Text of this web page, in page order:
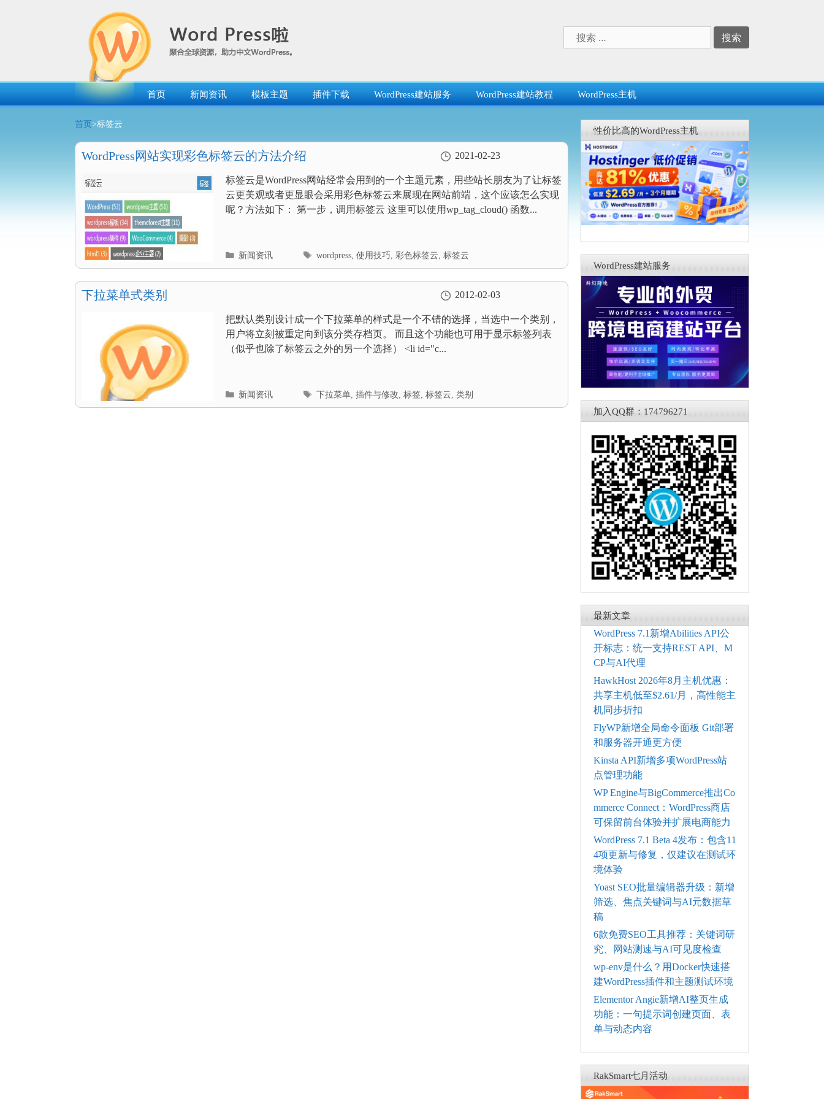
索：
首页 新闻资讯 模板主题 插件下载 WordPress建站服务 WordPress建站教程 WordPress主机
首页 >标签云
WordPress网站实现彩色标签云的方法介绍 2021-02-23
标签云是WordPress网站经常会用到的一个主题元素，用些站长朋友为了让标签
云更美观或者更显眼会采用彩色标签云来展现在网站前端，这个应该怎么实现
呢？方法如下： 第一步，调用标签云 这里可以使用wp_tag_cloud() 函数...
分
类
目
新闻资讯
标
签
wordpress,使用技巧,彩色标签云,标签云
下拉菜单式类别 2012-02-03
把默认类别设计成一个下拉菜单的样式是一个不错的选择，当选中一个类别，
用户将立刻被重定向到该分类存档页。 而且这个功能也可用于显示标签列表
（似乎也除了标签云之外的另一个选择） <li id="c...
分
类
新闻资讯
标
签
下拉菜单,插件与修改,标签,标签云,类别
性价比高的WordPress主机
WordPress建站服务
加入QQ群：174796271
最新文章
WordPress 7.1新增Abilities API公
开标志：统一支持REST API、M
CP与AI代理
HawkHost 2026年8月主机优惠：
共享主机低至$2.61/月，高性能主
机同步折扣
FlyWP新增全局命令面板 Git部署
和服务器开通更方便
Kinsta API新增多项WordPress站
点管理功能
WP Engine与BigCommerce推出Co
mmerce Connect：WordPress商店
可保留前台体验并扩展电商能力
WordPress 7.1 Beta 4发布：包含11
4项更新与修复，仅建议在测试环
境体验
Yoast SEO批量编辑器升级：新增
筛选、焦点关键词与AI元数据草
稿
6款免费SEO工具推荐：关键词研
究、网站测速与AI可见度检查
wp-env是什么？用Docker快速搭
建WordPress插件和主题测试环境
Elementor Angie新增AI整页生成
功能：一句提示词创建页面、表
单与动态内容
RakSmart七月活动